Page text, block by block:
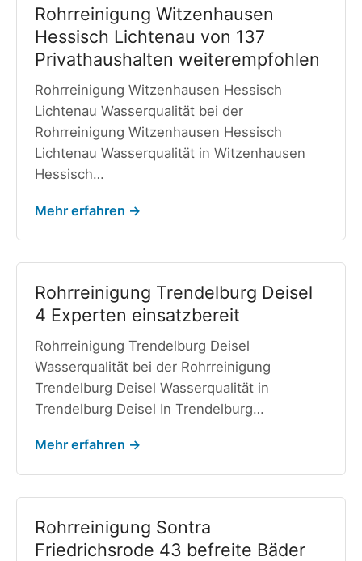
Rohrreinigung Witzenhausen
Hessisch Lichtenau von 137
Privathaushalten weiterempfohlen
Rohrreinigung Witzenhausen Hessisch
Lichtenau Wasserqualität bei der
Rohrreinigung Witzenhausen Hessisch
Lichtenau Wasserqualität in Witzenhausen
Hessisch…
Mehr erfahren →
Rohrreinigung Trendelburg Deisel
4 Experten einsatzbereit
Rohrreinigung Trendelburg Deisel
Wasserqualität bei der Rohrreinigung
Trendelburg Deisel Wasserqualität in
Trendelburg Deisel In Trendelburg…
Mehr erfahren →
Rohrreinigung Sontra
Friedrichsrode 43 befreite Bäder